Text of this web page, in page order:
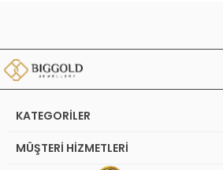
KATEGORILER
MÜŞTERI HIZMETLERI